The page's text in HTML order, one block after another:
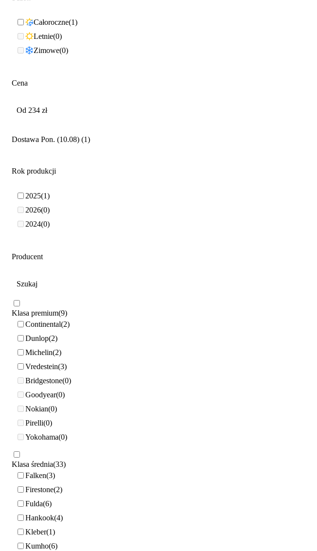
Całoroczne 1
Letnie 0
Zimowe 0
Cena
Dostawa Pon. (10.08) 1
Rok produkcji
2025 1
2026 0
2024 0
Producent
Klasa premium 9
Continental 2
Dunlop 2
Michelin 2
Vredestein 3
Bridgestone 0
Goodyear 0
Nokian 0
Pirelli 0
Yokohama 0
Klasa średnia 33
Falken 3
Firestone 2
Fulda 6
Hankook 4
Kleber 1
Kumho 6